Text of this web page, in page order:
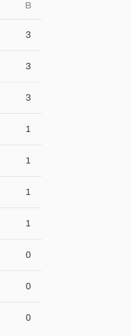
B
3
3
3
1
1
1
1
0
0
0